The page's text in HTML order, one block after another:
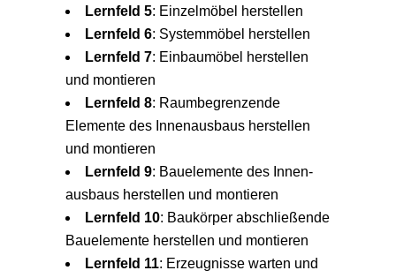
Lernfeld 5: Einzelmöbel herstellen
Lernfeld 6: Systemmöbel herstellen
Lernfeld 7: Einbaumöbel herstellen
und montieren
Lernfeld 8: Raumbegrenzende
Elemente des Innenausbaus herstellen
und montieren
Lernfeld 9: Bauelemente des Innen-
ausbaus herstellen und montieren
Lernfeld 10: Baukörper abschließende
Bauelemente herstellen und montieren
Lernfeld 11: Erzeugnisse warten und